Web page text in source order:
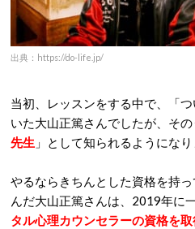
出典：https://do-life.jp/
当初、レッスンをする中で、「
いた大山正篤さんでしたが、そ
先生 」として知られるようになり
やるならきちんとした資格を持
んだ大山正篤さんは、2019年に
タル心理カウンセラーの資格を